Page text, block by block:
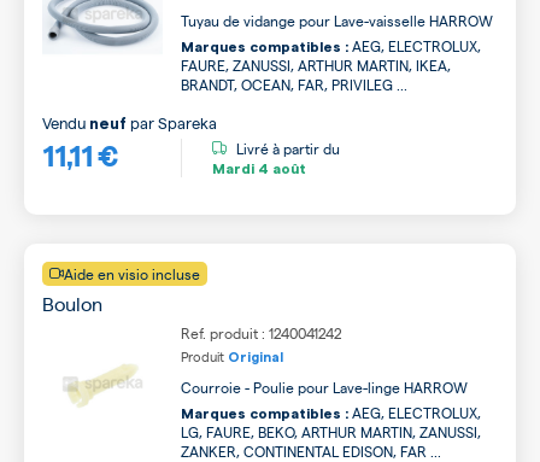
Tuyau de vidange pour Lave-vaisselle HARROW
Marques compatibles : AEG, ELECTROLUX,
FAURE, ZANUSSI, ARTHUR MARTIN, IKEA,
BRANDT, OCEAN, FAR, PRIVILEG ...
11,11 €
Vendu neuf parSpareka
Livré à partir du
Mardi 4 août
Aide en visio incluse
Boulon
Ref. produit : 1240041242
Produit Original
Courroie - Poulie pour Lave-linge HARROW
Marques compatibles : AEG, ELECTROLUX,
LG, FAURE, BEKO, ARTHUR MARTIN, ZANUSSI,
ZANKER, CONTINENTAL EDISON, FAR ...